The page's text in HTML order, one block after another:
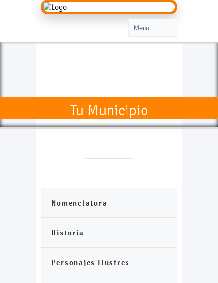
Tu Municipio
Nomenclatura
Historia
Personajes Ilustres